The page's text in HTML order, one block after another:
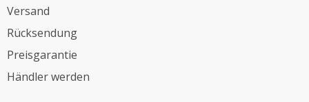
Versand
Rücksendung
Preisgarantie
Händler werden